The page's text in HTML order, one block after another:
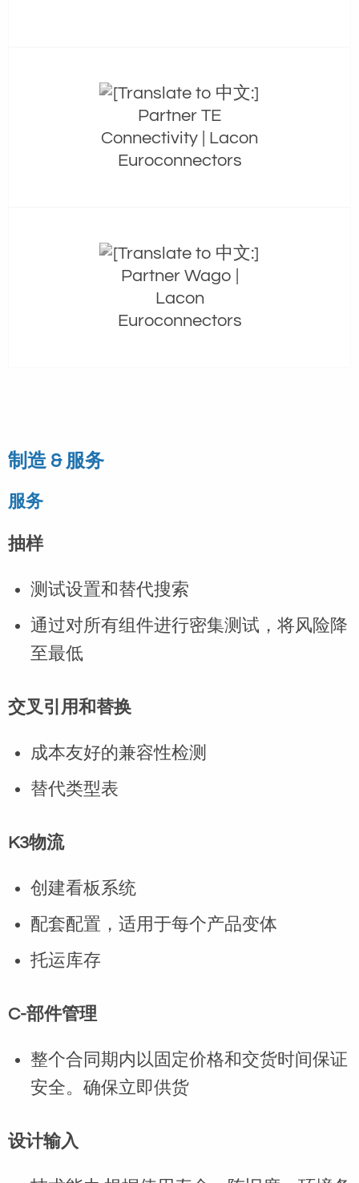
制造 & 服务
服务
抽样
测试设置和替代搜索
通过对所有组件进行密集测试，将风险降
至最低
交叉引用和替换
成本友好的兼容性检测
替代类型表
K3物流
创建看板系统
配套配置，适用于每个产品变体
托运库存
C-部件管理
整个合同期内以固定价格和交货时间保证
安全。确保立即供货
设计输入